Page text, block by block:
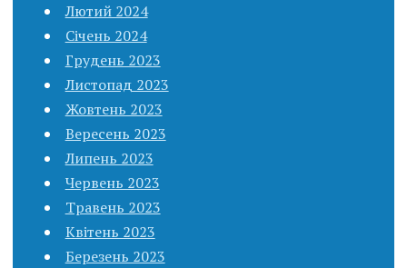
Лютий 2024
Січень 2024
Грудень 2023
Листопад 2023
Жовтень 2023
Вересень 2023
Липень 2023
Червень 2023
Травень 2023
Квітень 2023
Березень 2023